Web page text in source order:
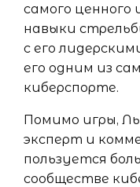
самого ценного
навыки
с его
его одним из
киберспорте.
Помимо игры,
эксперт и
пользуется
сообществе